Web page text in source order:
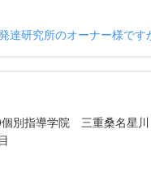
達研究所のオーナー様です